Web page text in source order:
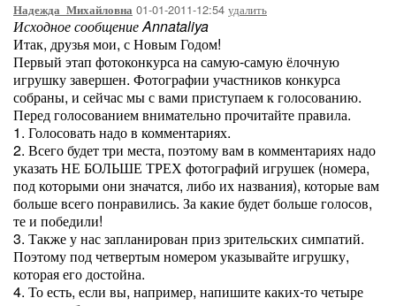
Надежда_Михайловна 01-01-2011-12:54 удалить
Исходное сообщение Annataliya
Итак, друзья мои, с Новым Годом!
Первый этап фотоконкурса на самую-самую ёлочную
игрушку завершен. Фотографии участников конкурса
собраны, и сейчас мы с вами приступаем к голосованию.
Перед голосованием внимательно прочитайте правила.
1. Голосовать надо в комментариях.
2. Всего будет три места, поэтому вам в комментариях надо
указать НЕ БОЛЬШЕ ТРЕХ фотографий игрушек (номера,
под которыми они значатся, либо их названия), которые вам
больше всего понравились. За какие будет больше голосов,
те и победили!
3. Также у нас запланирован приз зрительских симпатий.
Поэтому под четвертым номером указывайте игрушку,
которая его достойна.
4. То есть, если вы, например, напишите каких-то четыре